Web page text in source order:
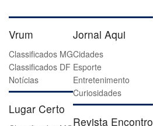
Vrum
Classificados MG
Classificados DF
Notícias
Lugar Certo
Jornal Aqui
Cidades
Esporte
Entretenimento
Curiosidades
Revista Encontro